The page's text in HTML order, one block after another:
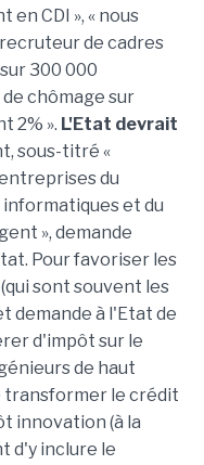
en CDI », « nous
de cadres
300 000
chômage sur
2% ». L'Etat devrait
sous-titré «
du
informatiques et du
», demande
Pour favoriser les
sont souvent les
demande à l'Etat de
d'impôt sur le
de haut
transformer le crédit
innovation (à la
d'y inclure le